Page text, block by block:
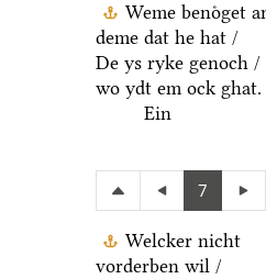
Weme benoͤget
deme dat he hat /
De ys ryke genoch /
wo ydt em ock ghat.
Ein
7
Welcker nicht
vorderben wil /